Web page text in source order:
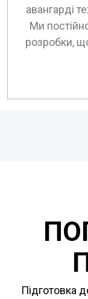
авангарді
Ми
розробки,
Підготовка